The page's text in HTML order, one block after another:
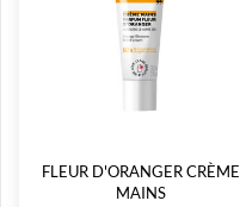
FLEUR D'ORANGER CRÈME
MAINS